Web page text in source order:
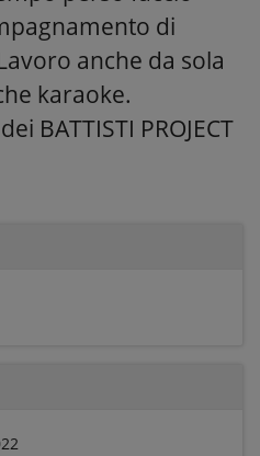
di
anche da sola
karaoke.
BATTISTI PROJECT